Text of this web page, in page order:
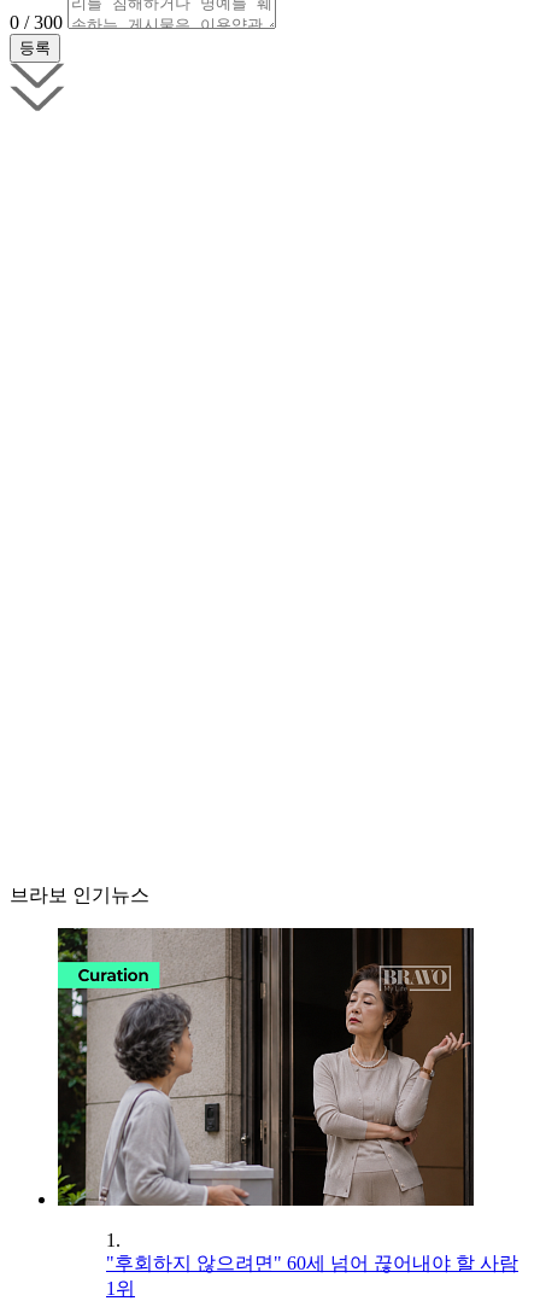
0 / 300
브라보 인기뉴스
1.
"후회하지 않으려면" 60세 넘어 끊어내야 할 사람
1위